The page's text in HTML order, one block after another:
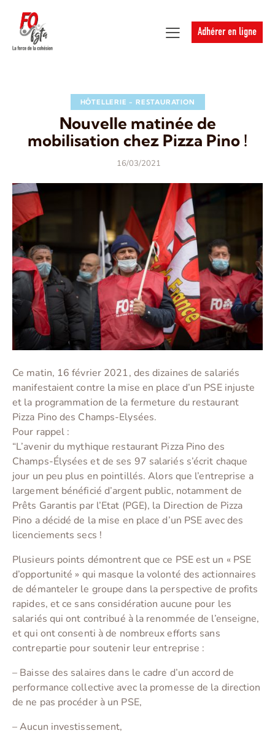
Adhérer en ligne
HÔTELLERIE - RESTAURATION
Nouvelle matinée de
mobilisation chez Pizza Pino !
16/03/2021
Ce matin, 16 février 2021, des dizaines de salariés
manifestaient contre la mise en place d’un PSE injuste
et la programmation de la fermeture du restaurant
Pizza Pino des Champs-Elysées.
Pour rappel :
“L’avenir du mythique restaurant Pizza Pino des
Champs-Élysées et de ses 97 salariés s’écrit chaque
jour un peu plus en pointillés. Alors que l’entreprise a
largement bénéficié d’argent public, notamment de
Prêts Garantis par l’Etat (PGE), la Direction de Pizza
Pino a décidé de la mise en place d’un PSE avec des
licenciements secs !
Plusieurs points démontrent que ce PSE est un « PSE
d’opportunité » qui masque la volonté des actionnaires
de démanteler le groupe dans la perspective de profits
rapides, et ce sans considération aucune pour les
salariés qui ont contribué à la renommée de l’enseigne,
et qui ont consenti à de nombreux efforts sans
contrepartie pour soutenir leur entreprise :
– Baisse des salaires dans le cadre d’un accord de
performance collective avec la promesse de la direction
de ne pas procéder à un PSE,
– Aucun investissement,